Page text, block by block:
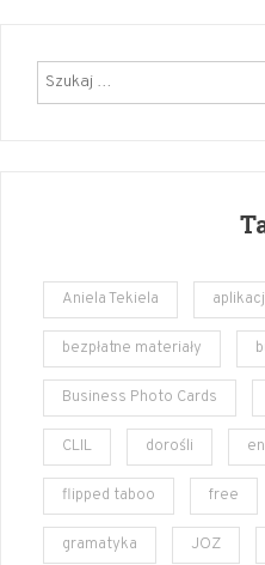
Aniela Tekiela
bezpłatne materiały
Business Photo Cards
CLIL dorośli
flipped taboo free
gramatyka JOZ